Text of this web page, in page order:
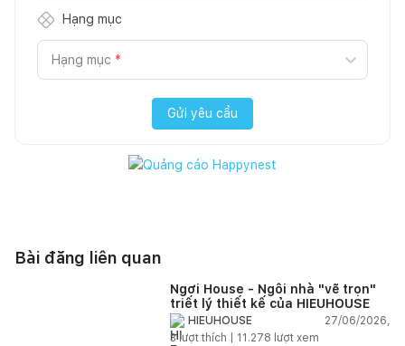
Hạng mục
Hạng mục *
Gửi yêu cầu
Bài đăng liên quan
Ngơi House - Ngôi nhà "vẽ trọn"
triết lý thiết kế của HIEUHOUSE
HIEUHOUSE
27/06/2026,
3lượt thích | 11.278 lượt xem